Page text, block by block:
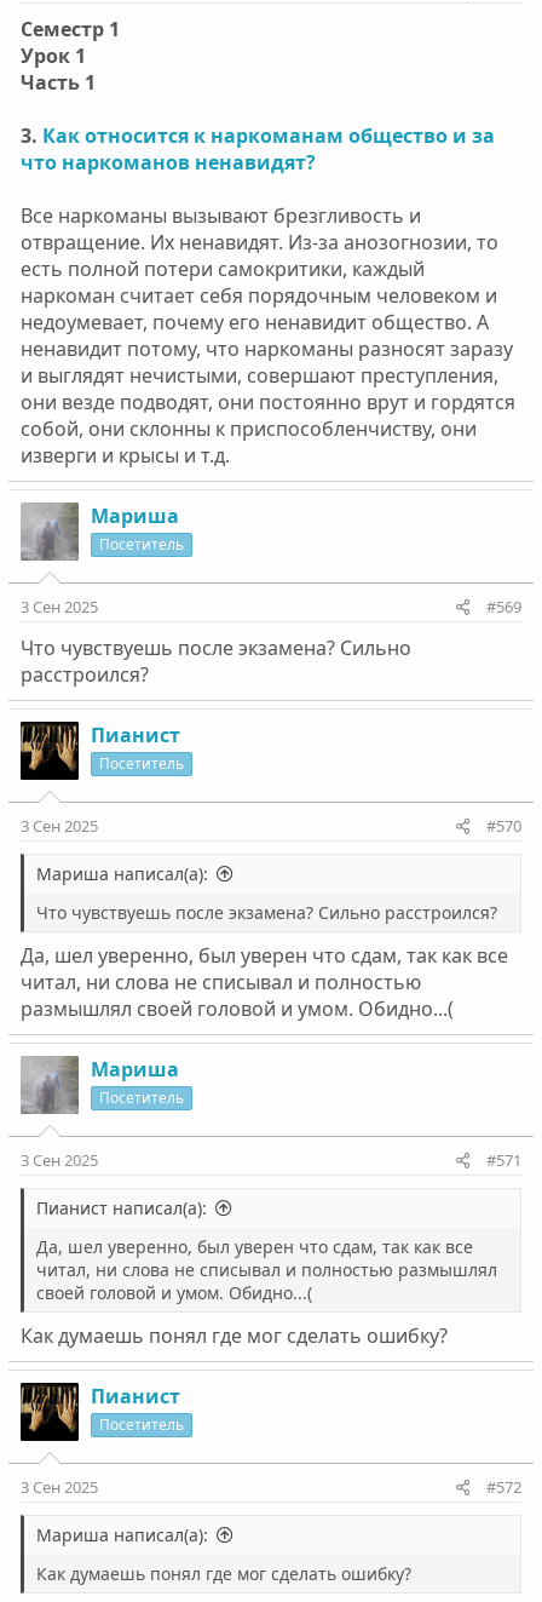
Семестр 1
Урок 1
Часть 1
3. Как относится к наркоманам общество и за
что наркоманов ненавидят?
Все наркоманы вызывают брезгливость и
отвращение. Их ненавидят. Из-за анозогнозии, то
есть полной потери самокритики, каждый
наркоман считает себя порядочным человеком и
недоумевает, почему его ненавидит общество. А
ненавидит потому, что наркоманы разносят заразу
и выглядят нечистыми, совершают преступления,
они везде подводят, они постоянно врут и гордятся
собой, они склонны к приспособленчиству, они
изверги и крысы и т.д.
Мариша
Посетитель
3 Сен 2025 #569
Что чувствуешь после экзамена? Сильно
расстроился?
Пианист
Посетитель
3 Сен 2025 #570
Мариша написал(а):
Что чувствуешь после экзамена? Сильно расстроился?
Да, шел уверенно, был уверен что сдам, так как все
читал, ни слова не списывал и полностью
размышлял своей головой и умом. Обидно...(
Мариша
Посетитель
3 Сен 2025 #571
Пианист написал(а):
Да, шел уверенно, был уверен что сдам, так как все
читал, ни слова не списывал и полностью размышлял
своей головой и умом. Обидно...(
Как думаешь понял где мог сделать ошибку?
Пианист
Посетитель
3 Сен 2025 #572
Мариша написал(а):
Как думаешь понял где мог сделать ошибку?